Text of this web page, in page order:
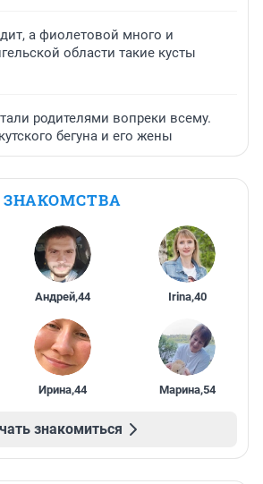
а фиолетовой много и
области такие кусты
родителями вопреки всему.
бегуна и его жены
ЗНАКОМСТВА
Андрей,44 Irina,40
Ирина,44 Марина,54
знакомиться